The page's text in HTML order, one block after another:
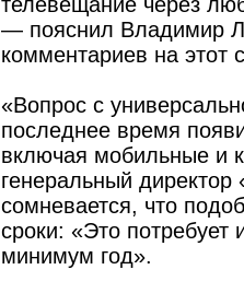
— пояснил Владимир
комментариев на этот
«Вопрос с
последнее время
включая мобильные и
генеральный
сомневается, что
сроки: «Это по­требует
минимум год».